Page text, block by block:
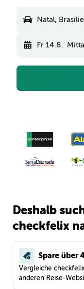
Natal,
Fr 14.8.
Deshalb
checkfelix
Spare über
Vergleiche
anderen Reise-